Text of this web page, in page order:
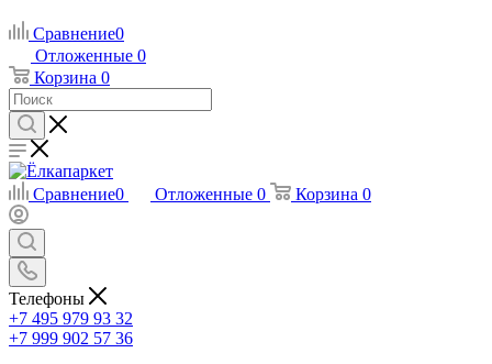
Сравнение0
Отложенные 0
Корзина 0
Сравнение0 Отложенные 0 Корзина 0
Телефоны
+7 495 979 93 32
+7 999 902 57 36